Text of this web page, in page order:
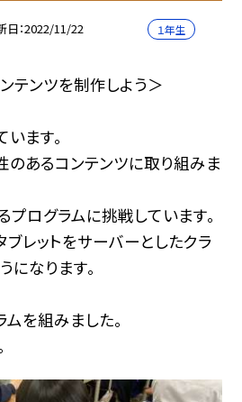
日 2022/11/22 １年生
テンツを制作しよう＞
ます。
のあるコンテンツに取り組みま
ログラムに挑戦しています。
レットをサーバーとしたクラ
になります。
を組みました。